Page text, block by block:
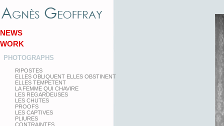
NEWS
WORK
PHOTOGRAPHS
RIPOSTES
ELLES OBLIQUENT ELLES OBSTINENT
ELLES TEMPETENT
LA FEMME QUI CHAVIRE
LES REGARDEUSES
LES CHUTES
PROOFS
LES CAPTIVES
PLIURES
CONTRAINTES